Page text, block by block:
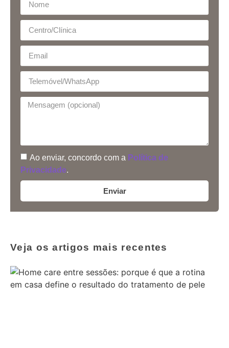
Ao enviar, concordo com a Política de
Privacidade
Enviar
Veja os artigos mais recentes